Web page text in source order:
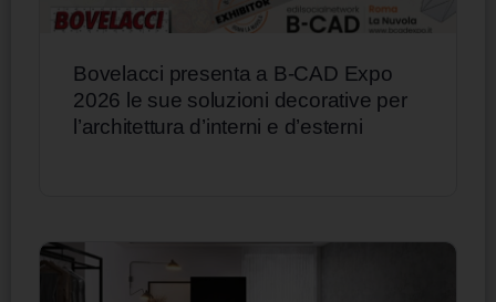
Bovelacci presenta a B-CAD Expo
2026 le sue soluzioni decorative per
l’architettura d’interni e d’esterni